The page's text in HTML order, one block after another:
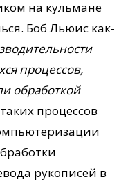
на кульмане
Боб Льюис как-
процессов,
обработкой
процессов
рукописей в